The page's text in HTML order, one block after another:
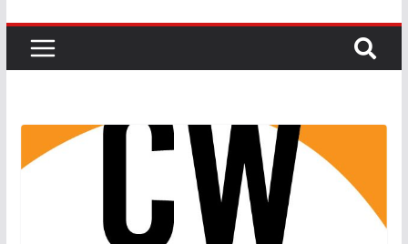
APG27-3 ( The 3rd Meeting of the APT Conference